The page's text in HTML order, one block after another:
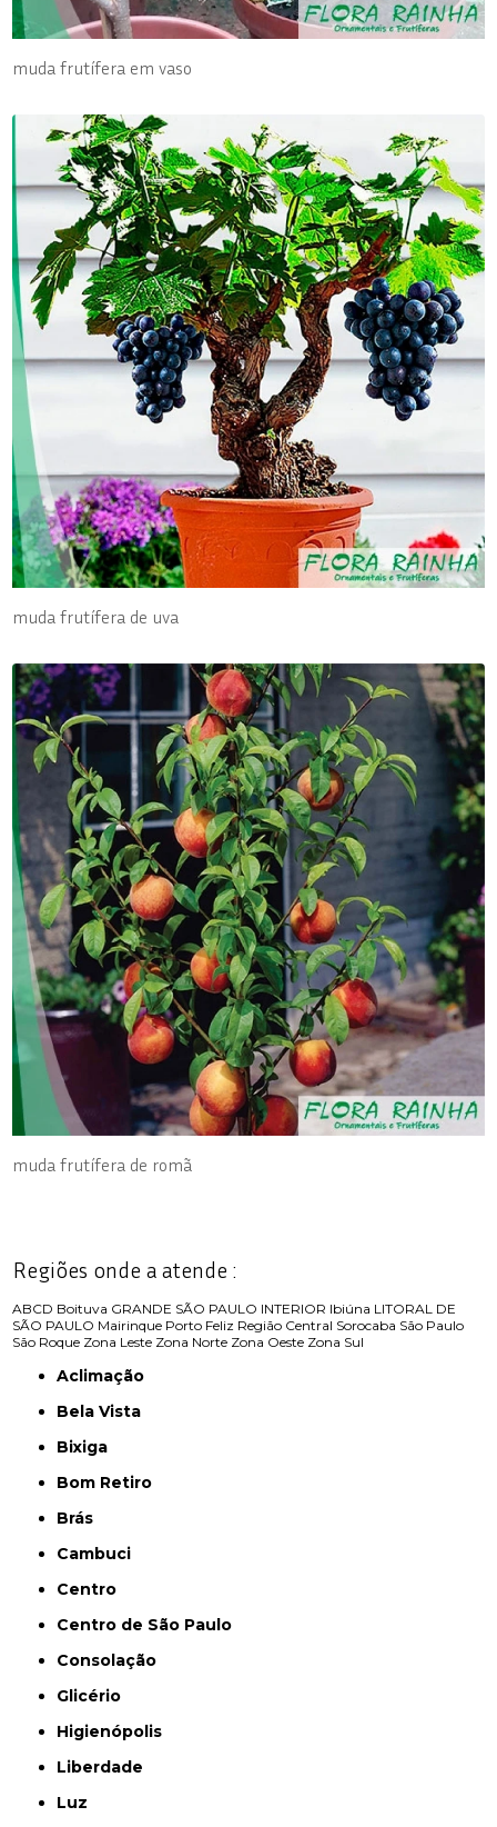
muda frutífera em vaso
muda frutífera de uva
muda frutífera de romã
Regiões onde a atende :
ABCD Boituva GRANDE SÃO PAULO INTERIOR Ibiúna LITORAL DE
SÃO PAULO Mairinque Porto Feliz Região Central Sorocaba São Paulo
São Roque Zona Leste Zona Norte Zona Oeste Zona Sul
Aclimação
Bela Vista
Bixiga
Bom Retiro
Brás
Cambuci
Centro
Centro de São Paulo
Consolação
Glicério
Higienópolis
Liberdade
Luz